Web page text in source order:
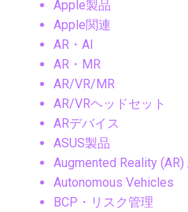
Apple製品
Apple関連
AR・AI
AR・MR
AR/VR/MR
AR/VRヘッドセット
ARデバイス
ASUS製品
Augmented Reality
Autonomous Vehicles
BCP・リスク管理